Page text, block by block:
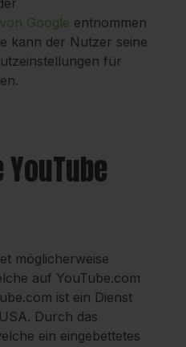
Google entnommen
kann der Nutzer seine
für
möglicherweise
auf YouTube.com
ist ein Dienst
Durch das
ein eingebettetes